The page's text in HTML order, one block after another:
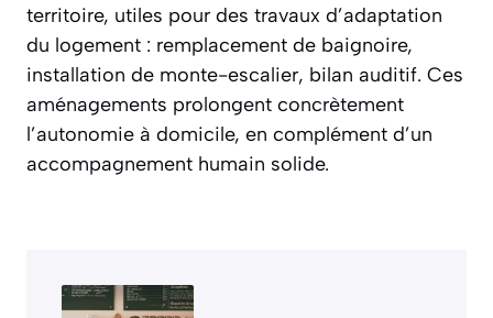
territoire, utiles pour des travaux d’adaptation
du logement : remplacement de baignoire,
installation de monte-escalier, bilan auditif. Ces
aménagements prolongent concrètement
l’autonomie à domicile, en complément d’un
accompagnement humain solide.